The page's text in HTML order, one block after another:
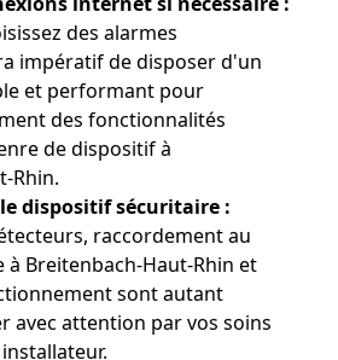
des alarmes
impératif de disposer d'un
et performant pour
des fonctionnalités
de dispositif à
Rhin.
dispositif sécuritaire :
raccordement au
à Breitenbach-Haut-Rhin et
sont autant
avec attention par vos soins